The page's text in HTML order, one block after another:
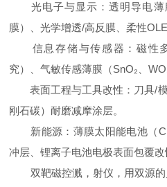
光电子与显示：透明导电薄
膜）、光学增透/高反膜、柔性
信息存储与传感器：磁性多
究）、气敏传感薄膜（SnO₂、
表面工程与工具改性：刀具/模
刚石碳）耐磨减摩涂层。
新能源：薄膜太阳能电池（
冲层、锂离子电池电极表面包覆改
双靶磁控溅，射仪，用双源的